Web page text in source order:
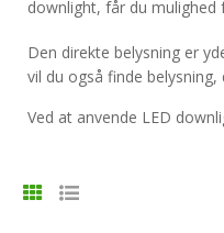
downlight, får du
Den direkte belysning er
vil du også finde
Ved at anvende LED